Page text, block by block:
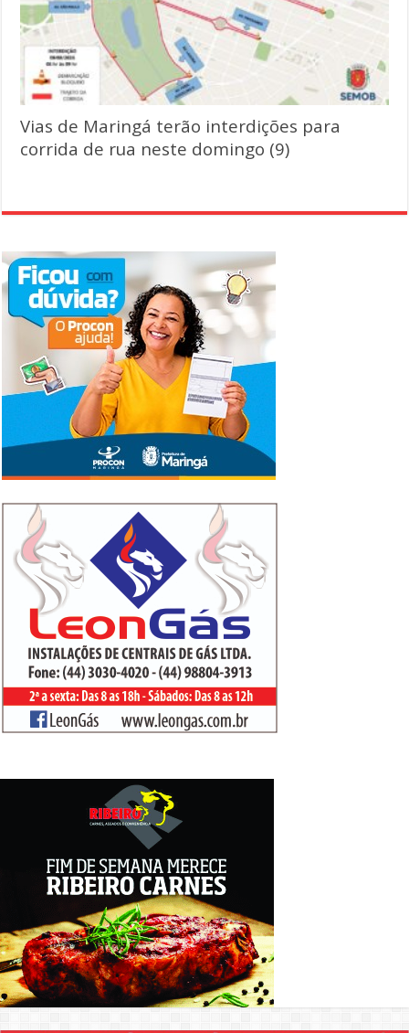
Vias de Maringá terão interdições para
corrida de rua neste domingo (9)